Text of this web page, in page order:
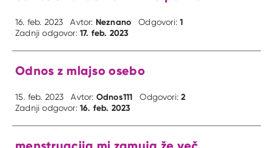
16. feb. 2023 Avtor: Neznano Odgovori:1
Zadnji odgovor:17. feb. 2023
Odnos z mlajso osebo
15. feb. 2023 Avtor: Odnos111 Odgovori:2
Zadnji odgovor:16. feb. 2023